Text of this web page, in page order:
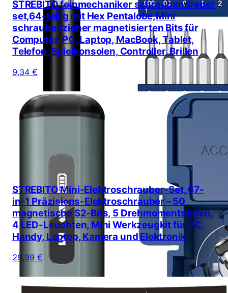
STREBITO feinmechaniker schraubendreher
set,64-teilig mit Hex Pentalobe,Mini
schraubenzieher magnetisierten Bits für
Computer, PC, Laptop, MacBook, Tablet,
Telefon, Spielkonsolen, Controller, Brillen
9,34 €
STREBITO Mini-Elektroschrauber-Set, 67-
in-1 Präzisions-Elektroschrauber – 50
magnetische S2-Bits, 5 Drehmomentstufen,
4 LED-Leuchten, Mini Werkzeugkit für PC,
Handy, Laptop, Kamera und Elektronik
29,99 €